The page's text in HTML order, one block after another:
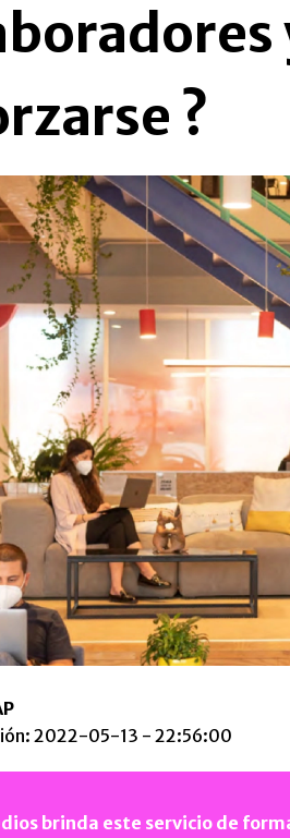
?
2022-05-13 - 22:56:00
brinda este servicio de